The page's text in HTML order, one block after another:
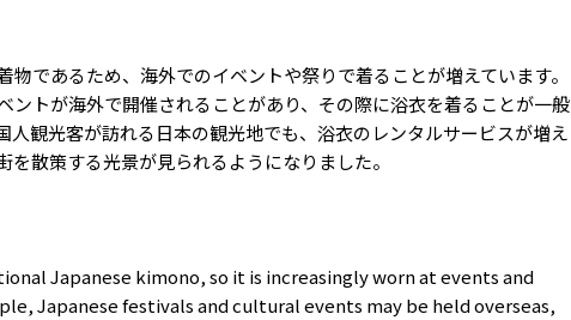
物であるため、海外でのイベントや祭りで着ることが増えています。
ントが海外で開催されることがあり、その際に浴衣を着ることが一般
人観光客が訪れる日本の観光地でも、浴衣のレンタルサービスが増え
を散策する光景が見られるようになりました。
Japanese kimono, so it is increasingly worn at events and
Japanese festivals and cultural events may be held overseas,